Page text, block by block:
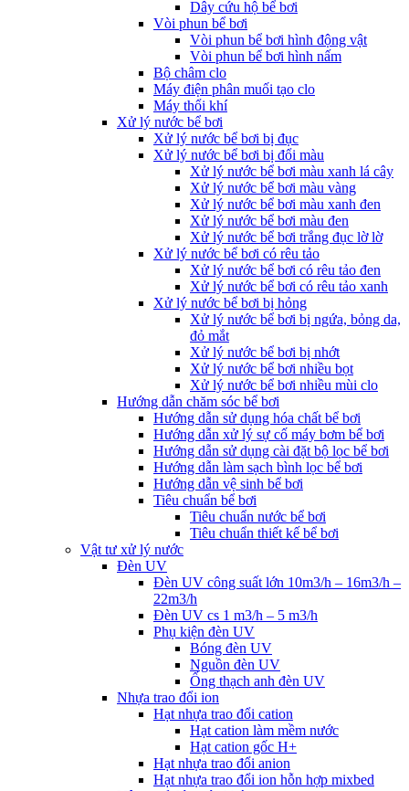
Dây cứu hộ bể bơi
Vòi phun bể bơi
Vòi phun bể bơi hình động vật
Vòi phun bể bơi hình nấm
Bộ châm clo
Máy điện phân muối tạo clo
Máy thổi khí
Xử lý nước bể bơi
Xử lý nước bể bơi bị đục
Xử lý nước bể bơi bị đổi màu
Xử lý nước bể bơi màu xanh lá cây
Xử lý nước bể bơi màu vàng
Xử lý nước bể bơi màu xanh đen
Xử lý nước bể bơi màu đen
Xử lý nước bể bơi trắng đục lờ lờ
Xử lý nước bể bơi có rêu tảo
Xử lý nước bể bơi có rêu tảo đen
Xử lý nước bể bơi có rêu tảo xanh
Xử lý nước bể bơi bị hỏng
Xử lý nước bể bơi bị ngứa, bỏng da,
đỏ mắt
Xử lý nước bể bơi bị nhớt
Xử lý nước bể bơi nhiều bọt
Xử lý nước bể bơi nhiều mùi clo
Hướng dẫn chăm sóc bể bơi
Hướng dẫn sử dụng hóa chất bể bơi
Hướng dẫn xử lý sự cố máy bơm bể bơi
Hướng dẫn sử dụng cài đặt bộ lọc bể bơi
Hướng dẫn làm sạch bình lọc bể bơi
Hướng dẫn vệ sinh bể bơi
Tiêu chuẩn bể bơi
Tiêu chuẩn nước bể bơi
Tiêu chuẩn thiết kế bể bơi
Vật tư xử lý nước
Đèn UV
Đèn UV công suất lớn 10m3/h – 16m3/h –
22m3/h
Đèn UV cs 1 m3/h – 5 m3/h
Phụ kiện đèn UV
Bóng đèn UV
Nguồn đèn UV
Ống thạch anh đèn UV
Nhựa trao đổi ion
Hạt nhựa trao đổi cation
Hạt cation làm mềm nước
Hạt cation gốc H+
Hạt nhựa trao đổi anion
Hạt nhựa trao đổi ion hỗn hợp mixbed